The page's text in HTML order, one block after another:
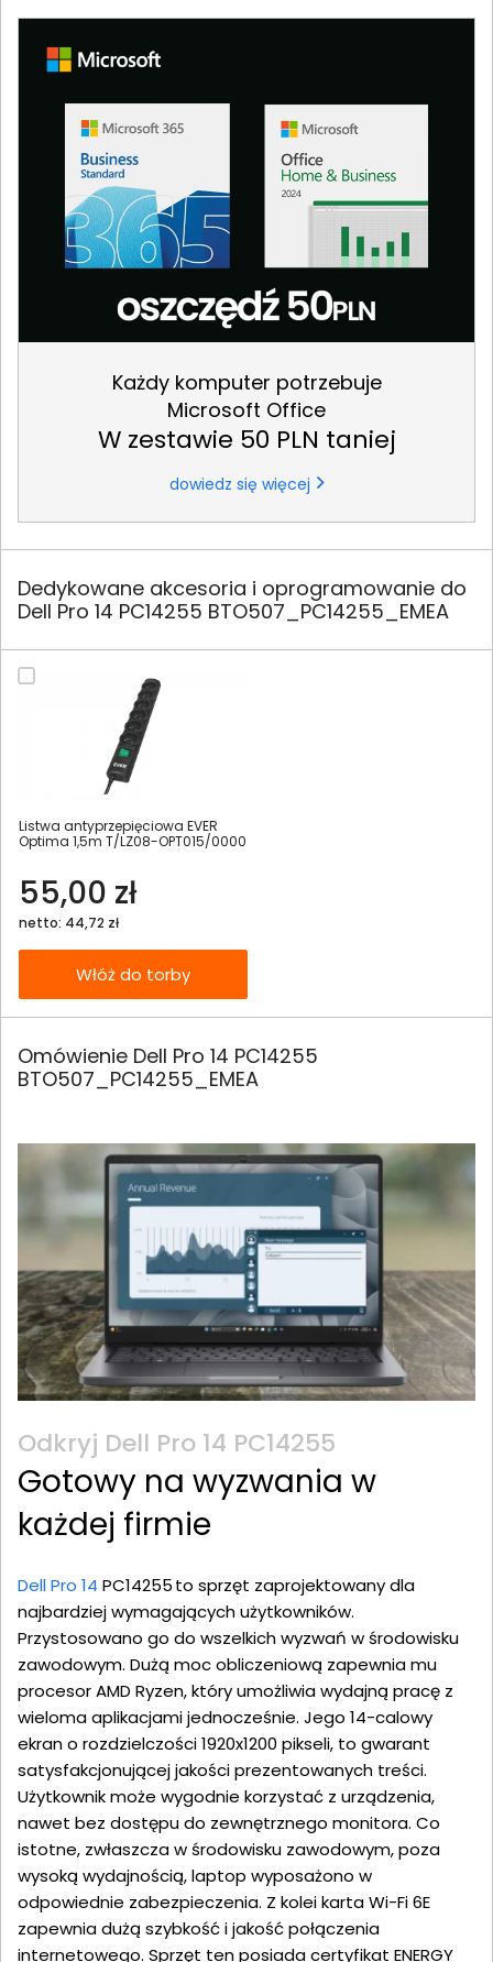
Każdy komputer potrzebuje
Microsoft Office
W zestawie 50 PLN taniej
dowiedz się więcej
Dedykowane akcesoria i oprogramowanie do
Dell Pro 14 PC14255 BTO507_PC14255_EMEA
Listwa antyprzepięciowa EVER
Optima 1,5m T/LZ08-OPT015/0000
55,00 zł
netto: 44,72 zł
Włóż do torby
Omówienie Dell Pro 14 PC14255
BTO507_PC14255_EMEA
Odkryj Dell Pro 14 PC14255
Gotowy na wyzwania w
każdej firmie
Dell Pro 14 PC14255 to sprzęt zaprojektowany dla
najbardziej wymagających użytkowników.
Przystosowano go do wszelkich wyzwań w środowisku
zawodowym. Dużą moc obliczeniową zapewnia mu
procesor AMD Ryzen, który umożliwia wydajną pracę z
wieloma aplikacjami jednocześnie. Jego 14-calowy
ekran o rozdzielczości 1920x1200 pikseli, to gwarant
satysfakcjonującej jakości prezentowanych treści.
Użytkownik może wygodnie korzystać z urządzenia,
nawet bez dostępu do zewnętrznego monitora. Co
istotne, zwłaszcza w środowisku zawodowym, poza
wysoką wydajnością, laptop wyposażono w
odpowiednie zabezpieczenia. Z kolei karta Wi-Fi 6E
zapewnia dużą szybkość i jakość połączenia
internetowego. Sprzęt ten posiada certyfikat ENERGY